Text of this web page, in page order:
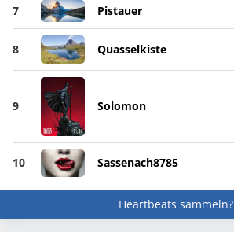
7 Pistauer
8 Quasselkiste
9 Solomon
10 Sassenach8785
Heartbeats sammeln?